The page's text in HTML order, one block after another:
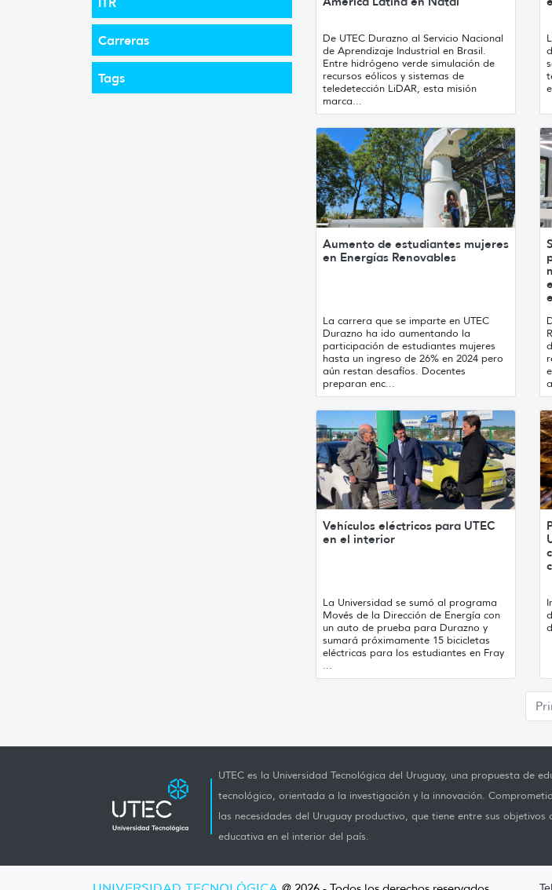
Carreras
Tags
De UTEC Durazno al Servicio Nacional
de Aprendizaje Industrial en Brasil.
Entre hidrógeno verde simulación de
recursos eólicos y sistemas de
teledetección LiDAR, esta misión
marca...
Aumento de estudiantes mujeres
en Energías Renovables
La carrera que se imparte en UTEC
Durazno ha ido aumentando la
participación de estudiantes mujeres
hasta un ingreso de 26% en 2024 pero
aún restan desafíos. Docentes
preparan enc...
Vehículos eléctricos para UTEC
en el interior
La Universidad se sumó al programa
Movés de la Dirección de Energía con
un auto de prueba para Durazno y
sumará próximamente 15 bicicletas
eléctricas para los estudiantes en Fray
...
UTEC es la Universidad Tecnológica del Uruguay, una propuesta de
tecnológico, orientada a la investigación y la innovación.
las necesidades del Uruguay productivo, que tiene entre sus
educativa en el interior del país.